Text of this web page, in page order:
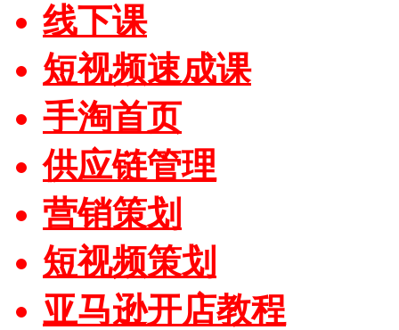
线下课
短视频速成课
手淘首页
供应链管理
营销策划
短视频策划
亚马逊开店教程